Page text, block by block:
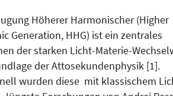
Höherer Harmonischer (Higher
Generation, HHG) ist ein zentrales
der starken Licht-Materie-
der Attosekundenphysik [1].
wurden diese mit klassischem